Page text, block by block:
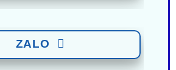
0949 60 3979